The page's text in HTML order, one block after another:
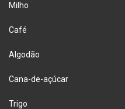
Milho
Café
Algodão
Cana-de-açúcar
Trigo